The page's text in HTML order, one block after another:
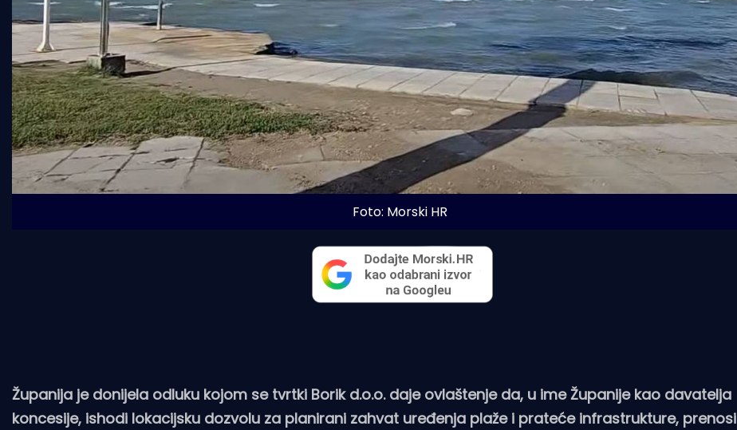
Foto: Morski HR
Županija je donijela odluku kojom se tvrtki Borik d.o.o. daje ovlaštenje da, u ime Županije kao davatelja
koncesije, ishodi lokacijsku dozvolu za planirani zahvat uređenja plaže i prateće infrastrukture, prenosi